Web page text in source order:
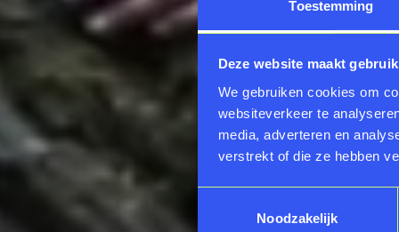
Toestemming
Deze website maakt
We gebruiken cookies om
websiteverkeer te
media, adverteren en
verstrekt of die ze hebben
Noodzakelijk